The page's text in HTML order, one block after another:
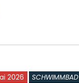
2026 SCHWIMMBAD